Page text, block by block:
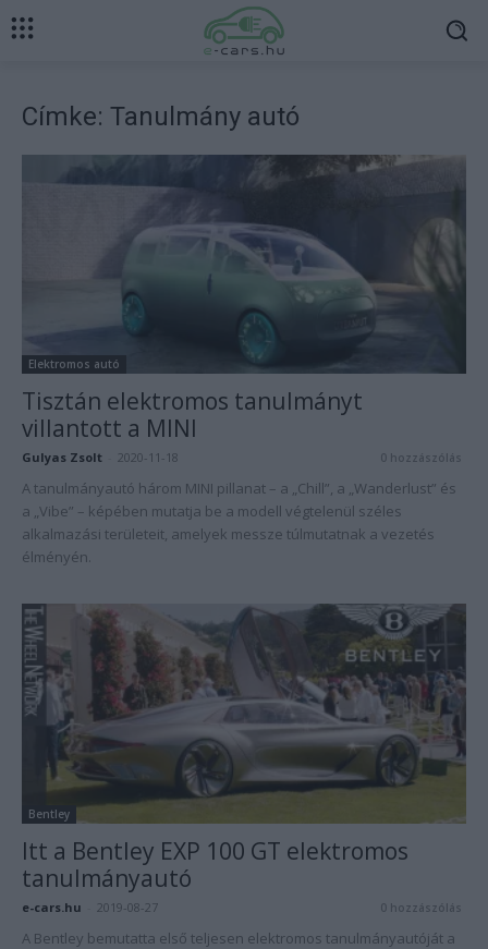
Címke: Tanulmány autó
Elektromos autó
Tisztán elektromos tanulmányt
villantott a MINI
Gulyas Zsolt 2020-11-18 0 hozzászólás
A tanulmányautó három MINI pillanat – a „Chill”, a „Wanderlust” és
a „Vibe” – képében mutatja be a modell végtelenül széles
alkalmazási területeit, amelyek messze túlmutatnak a vezetés
élményén.
Bentley
Itt a Bentley EXP 100 GT elektromos
tanulmányautó
e-cars.hu 2019-08-27 0 hozzászólás
A Bentley bemutatta első teljesen elektromos tanulmányautóját a